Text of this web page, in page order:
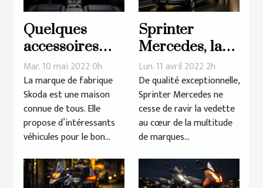
Quelques
accessoires
d’intérieur
d’une voiture
Skoda
Mar. 10 mai 2022 0h
La marque de fabrique
Skoda est une maison
connue de tous. Elle
propose d’intéressants
véhicules pour le bon...
Sprinter
Mercedes, la
marque de
référence en
vogue
Lun. 11 avril 2022 2h
De qualité exceptionnelle,
Sprinter Mercedes ne
cesse de ravir la vedette
au cœur de la multitude
de marques...